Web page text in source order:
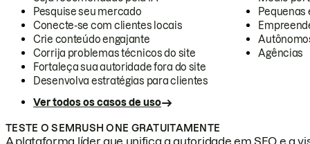
Pesquise seu mercado
Conecte-se com clientes locais
Crie conteúdo engajante
Corrija problemas técnicos do site
Fortaleça sua autoridade fora do site
Desenvolva estratégias para clientes
Ver todos os casos de uso
Pequenas
Agências
TESTE O SEMRUSH ONE GRATUITAMENTE
A plataforma líder que unifica a autoridade em SEO e a